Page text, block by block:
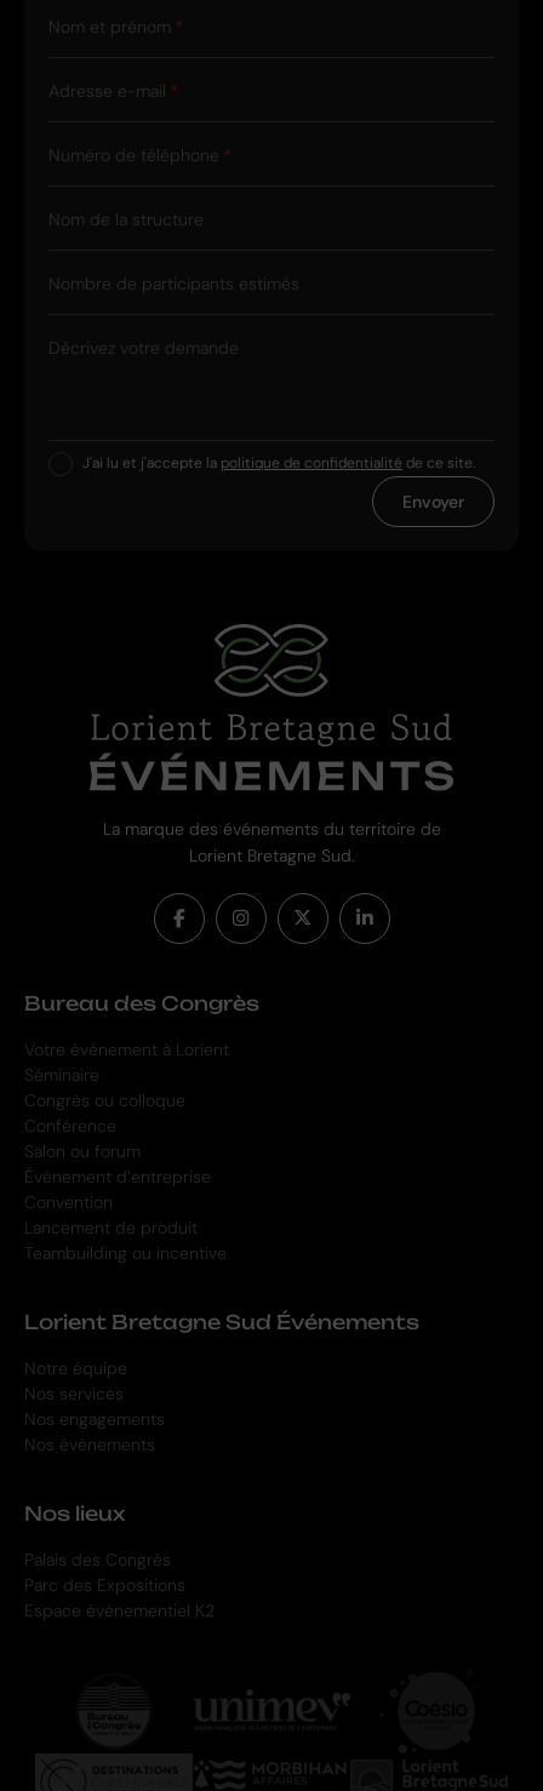
Nom et prénom
Adresse e-mail
Numéro de téléphone
Nom de la structure
Nombre de participants estimés
Décrivez votre demande
J'ai lu et j'accepte la politique de confidentialité de ce site.
Envoyer
La marque des événements du territoire de
Lorient Bretagne Sud.
Bureau des Congrès
Votre événement à Lorient
Séminaire
Congrès ou colloque
Conférence
Salon ou forum
Événement d’entreprise
Convention
Lancement de produit
Teambuilding ou incentive
Lorient Bretagne Sud Événements
Notre équipe
Nos services
Nos engagements
Nos événements
Nos lieux
Palais des Congrès
Parc des Expositions
Espace événementiel K2